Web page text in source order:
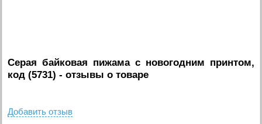
Серая байковая пижама с новогодним принтом,
код (5731) - отзывы о товаре
Добавить отзыв